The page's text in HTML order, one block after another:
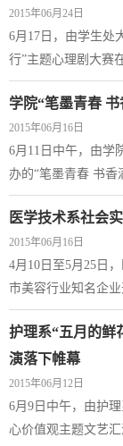
2015年06月24日
6月17日，由学生处
行”主题心理剧大赛
席活动并担当评委
演员的选择...
学院“笔墨青春
2015年06月16日
6月11日中午，由学
办的“笔墨青春 书香满院”第一届读书节闭幕式暨百科知识竞赛在图书
馆举行。学院领导
席。...
医学技术系社会
2015年06月16日
4月10日至5月25日
市美容行业知名企
动，进行实地考察
同学组成的近80人的
护理系“五月的鲜
演落下帷幕
2015年06月12日
6月9日中午，由护
心价值观主题文艺